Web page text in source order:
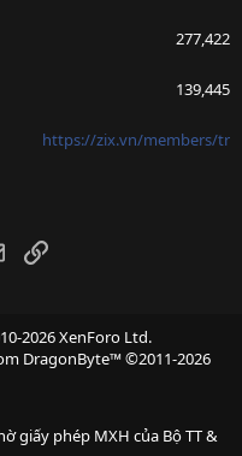
277,422
139,445
https://zix.vn/members/tr
EmailLink
2026 XenForo Ltd.
DragonByte™©2011-2026
giấy phép MXH của Bộ TT &